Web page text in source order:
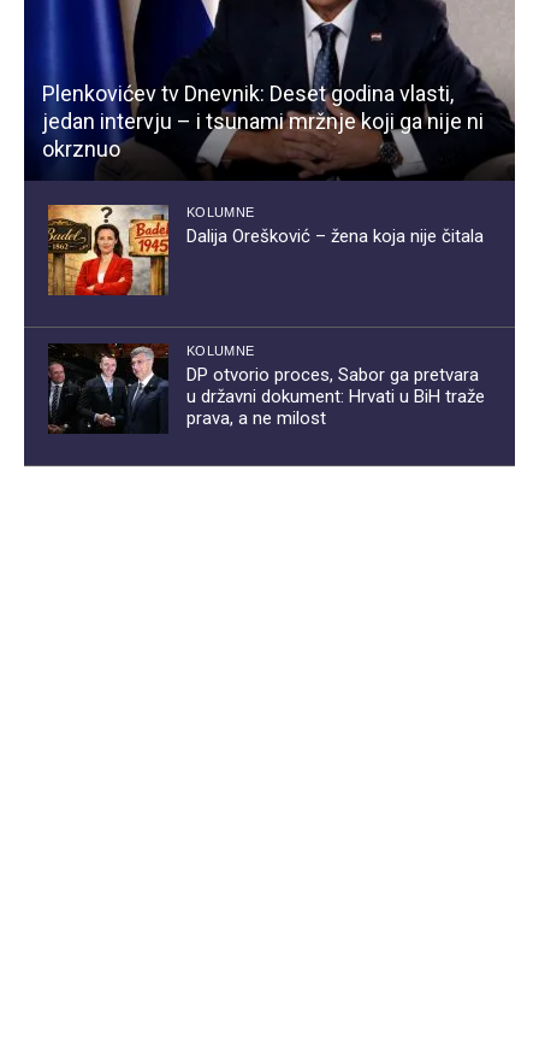
Plenkovićev tv Dnevnik: Deset godina vlasti,
jedan intervju – i tsunami mržnje koji ga nije ni
okrznuo
KOLUMNE
Dalija Orešković – žena koja nije čitala
KOLUMNE
DP otvorio proces, Sabor ga pretvara
u državni dokument: Hrvati u BiH traže
prava, a ne milost